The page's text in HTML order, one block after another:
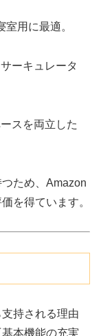
室用に最適。
ーキュレータ
スを両立した
ため、Amazon
を得ています。
持される理由
本機能の充実